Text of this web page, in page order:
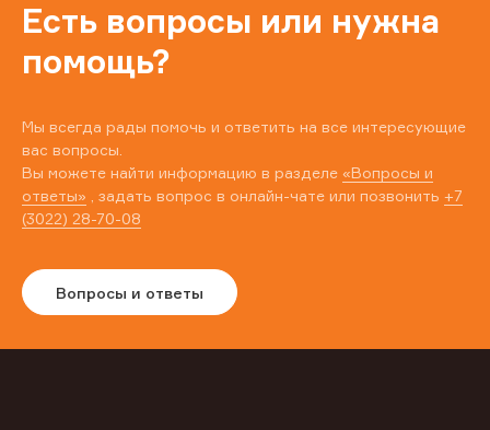
Есть вопросы или нужна
помощь?
Мы всегда рады помочь и ответить на все интересующие
вас вопросы.
Вы можете найти информацию в разделе «Вопросы и
ответы» , задать вопрос в онлайн-чате или позвонить +7
(3022) 28-70-08
Вопросы и ответы